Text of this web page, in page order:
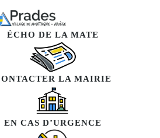
ÉCHO DE LA MATE
LA MAIRIE
EN CAS D’URGENCE